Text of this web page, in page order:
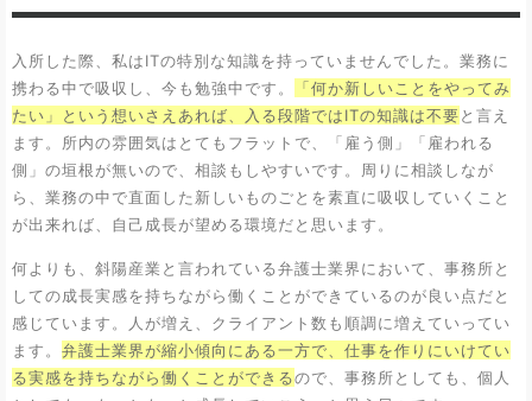
入所した際、私はITの特別な知識を持っていませんでした。業務に
携わる中で吸収し、今も勉強中です。
「何か新しいことをやってみ
たい」という想いさえあれば、入る段階ではITの知識は不要と言え
ます。所内の雰囲気はとてもフラットで、「雇う側」「雇われる
側」の垣根が無いので、相談もしやすいです。周りに相談しなが
ら、業務の中で直面した新しいものごとを素直に吸収していくこと
が出来れば、自己成長が望める環境だと思います。
何よりも、斜陽産業と言われている弁護士業界において、事務所と
しての成長実感を持ちながら働くことができているのが良い点だと
感じています。人が増え、クライアント数も順調に増えていってい
ます。 弁護士業界が縮小傾向にある一方で、仕事を作りにいけてい
る実感を持ちながら働くことができるので、事務所としても、個人